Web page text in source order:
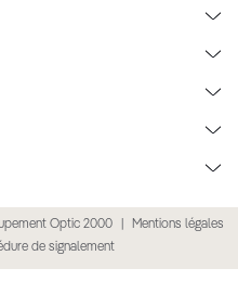
Optic 2000
Mentions légales
de signalement